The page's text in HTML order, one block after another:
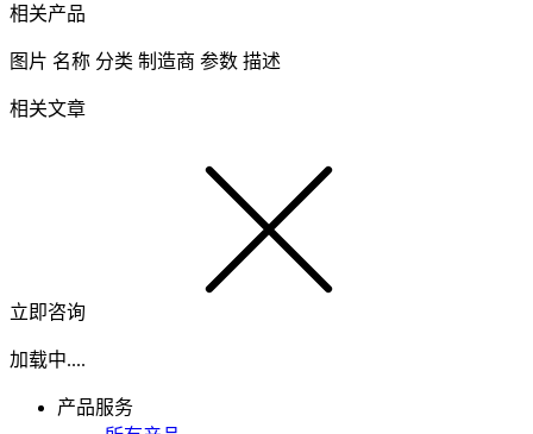
相关产品
图片 名称 分类 制造商 参数 描述
相关文章
立即咨询
加载中....
产品服务